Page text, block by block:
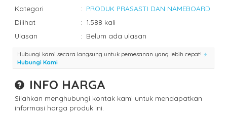
Kategori
: PRODUK PRASASTI DAN NAMEBOARD
Dilihat
: 1.588 kali
Ulasan
: Belum ada ulasan
Hubungi kami secara langsung untuk pemesanan yang lebih cepat!
Hubungi Kami
INFO HARGA
Silahkan menghubungi kontak kami untuk mendapatkan
informasi harga produk ini.